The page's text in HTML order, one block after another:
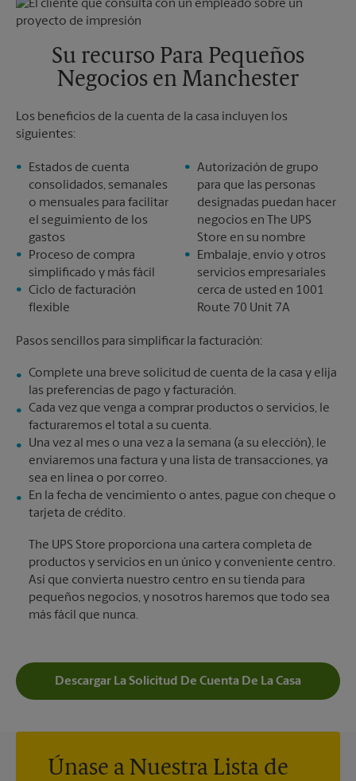
Viernes
6:20 PM
Sábado
2:20 PM
Lunes
6:20 PM
Martes
6:20 PM
Su recurso Para Pequeños
Negocios en Manchester
Los beneficios de la cuenta de la casa incluyen los
siguientes:
Estados de cuenta
consolidados, semanales
o mensuales para facilitar
el seguimiento de los
gastos
Proceso de compra
simplificado y más fácil
Ciclo de facturación
flexible
Autorización de grupo
para que las personas
designadas puedan hacer
negocios en The UPS
Store en su nombre
Embalaje, envío y otros
servicios empresariales
cerca de usted en 1001
Route 70 Unit 7A
Pasos sencillos para simplificar la facturación:
Complete una breve solicitud de cuenta de la casa y elija
las preferencias de pago y facturación.
Cada vez que venga a comprar productos o servicios, le
facturaremos el total a su cuenta.
Una vez al mes o una vez a la semana (a su elección), le
enviaremos una factura y una lista de transacciones, ya
sea en línea o por correo.
En la fecha de vencimiento o antes, pague con cheque o
tarjeta de crédito.
The UPS Store proporciona una cartera completa de
productos y servicios en un único y conveniente centro.
Así que convierta nuestro centro en su tienda para
pequeños negocios, y nosotros haremos que todo sea
más fácil que nunca.
Descargar La Solicitud De Cuenta De La Casa
Únase a Nuestra Lista de